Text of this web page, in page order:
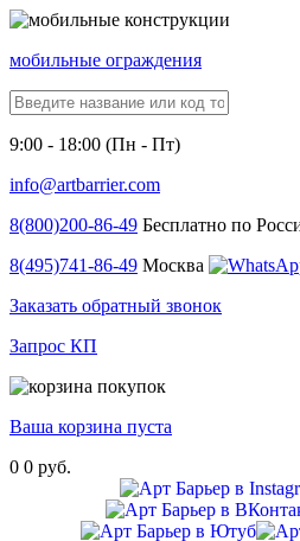
мобильные ограждения
9:00 - 18:00 (Пн - Пт)
info@artbarrier.com
8(800)200-86-49 Бесплатно по
8(495)741-86-49 Москва
Заказать обратный звонок
Запрос КП
Ваша корзина пуста
0 0 руб.